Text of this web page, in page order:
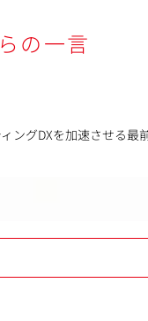
の一言
ングDXを加速させる最